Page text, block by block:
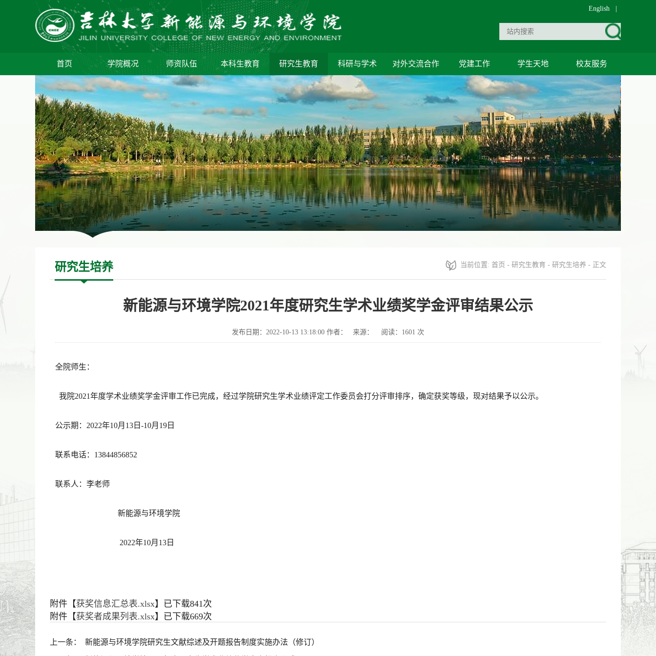
English
首页 学院概况 师资队伍 本科生教育 研究生教育 科研与学术 对外交流合作 党建工作 学生天地 校友服务
研究生培养 当前位置: 首页 - 研究生教育 - 研究生培养 - 正文
新能源与环境学院2021年度研究生学术业绩奖学金评审结果公示
发布日期：2022-10-13 13:18:00 作者： 来源： 阅读： 1601 次
全院师生：
我院2021年度学术业绩奖学金评审工作已完成，经过学院研究生学术业绩评定工作委员会打分评审排序，确定获奖等级，现对结果予以公示。
公示期：2022年10月13日-10月19日
联系电话：13844856852
联系人：李老师
新能源与环境学院
2022年10月13日
附件【获奖信息汇总表.xlsx】已下载841次
附件【获奖者成果列表.xlsx】已下载669次
上一条： 新能源与环境学院研究生文献综述及开题报告制度实施办法（修订）